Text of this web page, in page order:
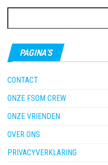
naar:
PAGINA’S
CONTACT
ONZE FSOM CREW
ONZE VRIENDEN
OVER ONS
PRIVACYVERKLARING